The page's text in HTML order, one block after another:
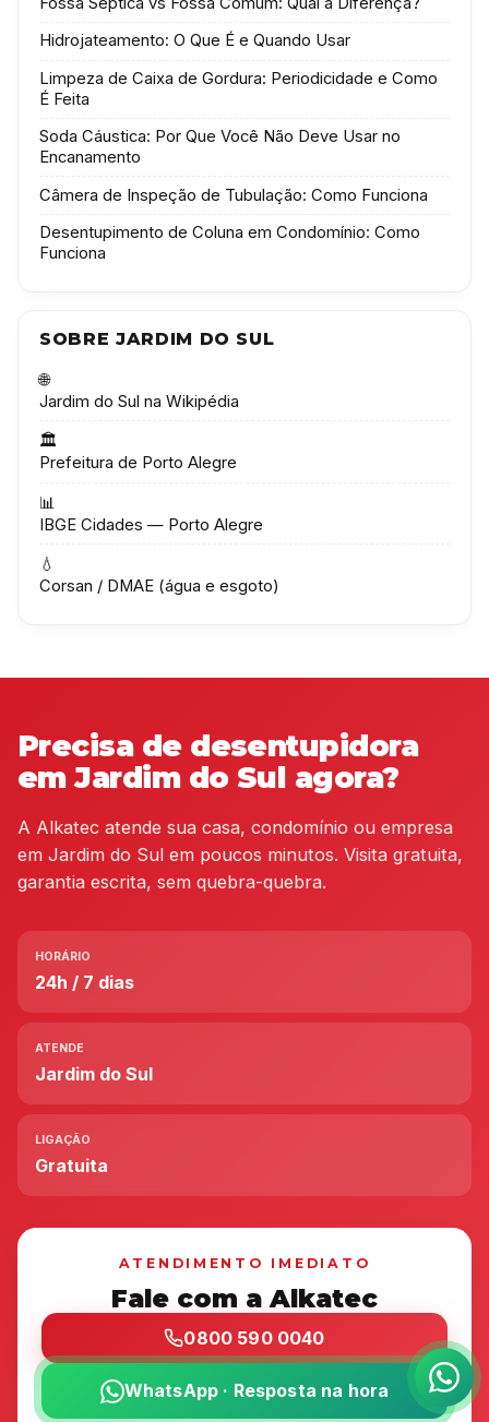
Hidrojateamento: O Que É e Quando Usar
Limpeza de Caixa de Gordura: Periodicidade e Como
É Feita
Soda Cáustica: Por Que Você Não Deve Usar no
Encanamento
Câmera de Inspeção de Tubulação: Como Funciona
Desentupimento de Coluna em Condomínio: Como
Funciona
SOBRE JARDIM DO SUL
🌐
Jardim do Sul na Wikipédia
🏛️
Prefeitura de Porto Alegre
📊
IBGE Cidades — Porto Alegre
💧
Corsan / DMAE (água e esgoto)
Precisa de desentupidora
em Jardim do Sul agora?
A Alkatec atende sua casa, condomínio ou empresa
em Jardim do Sul em poucos minutos. Visita gratuita,
garantia escrita, sem quebra-quebra.
HORÁRIO
24h / 7 dias
ATENDE
Jardim do Sul
LIGAÇÃO
Gratuita
ATENDIMENTO IMEDIATO
Fale com a Alkatec
0800 590 0040
WhatsApp · Resposta na hora